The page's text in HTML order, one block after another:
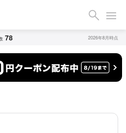
78 2026年8月時点